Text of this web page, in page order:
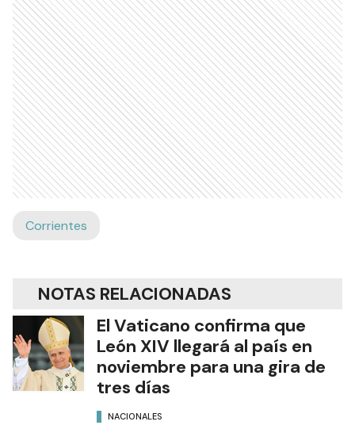
Corrientes
NOTAS RELACIONADAS
El Vaticano confirma que
León XIV llegará al país en
noviembre para una gira de
tres días
NACIONALES